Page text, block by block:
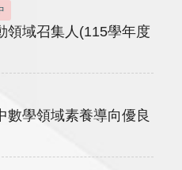
領域召集人(115學年度
數學領域素養導向優良